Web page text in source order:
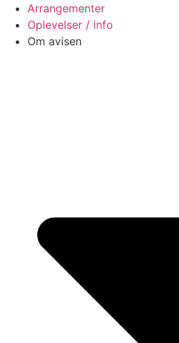
Arrangementer
Oplevelser / info
Om avisen